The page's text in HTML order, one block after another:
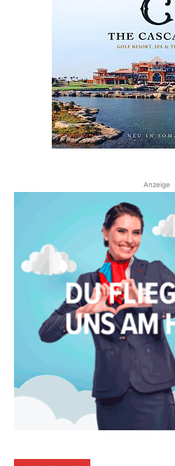
Anzeige